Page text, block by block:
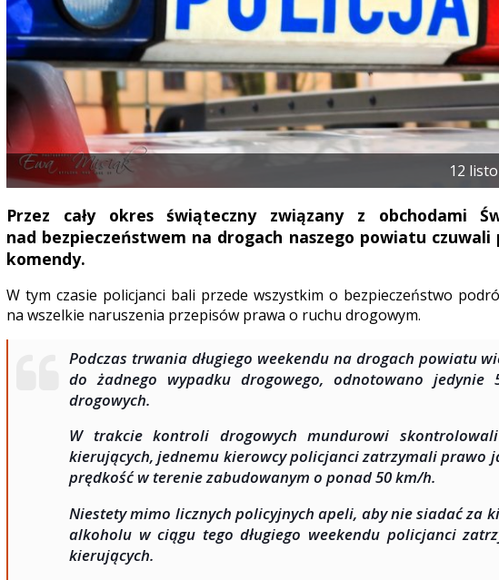
12
Przez cały okres świąteczny związany z obchodami
nad bezpieczeństwem na drogach naszego powiatu
komendy.
W tym czasie policjanci bali przede wszystkim o bezpieczeństwo
na wszelkie naruszenia przepisów prawa o ruchu drogowym.
Podczas trwania długiego weekendu na drogach powiatu
do żadnego wypadku drogowego, odnotowano jedynie
drogowych.
W trakcie kontroli drogowych mundurowi
kierujących, jednemu kierowcy policjanci zatrzymali prawo
prędkość w terenie zabudowanym o ponad 50 km/h.
Niestety mimo licznych policyjnych apeli, aby nie siadać za
alkoholu w ciągu tego długiego weekendu policjanci
kierujących.